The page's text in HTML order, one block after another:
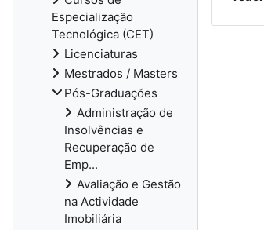
Especialização
Tecnológica (CET)
Licenciaturas
Mestrados / Masters
Pós-Graduações
Administração de
Insolvências e
Recuperação de
Emp...
Avaliação e Gestão
na Actividade
Imobiliária